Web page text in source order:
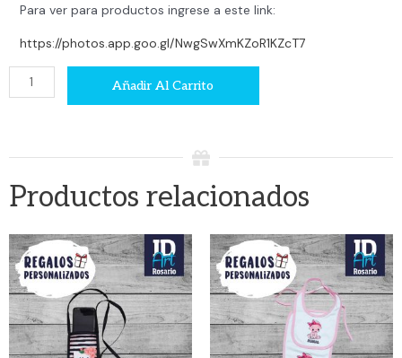
Para ver para productos ingrese a este link:
https://photos.app.goo.gl/NwgSwXmKZoR1KZcT7
Funda
Botella
Añadir Al Carrito
Productos relacionados